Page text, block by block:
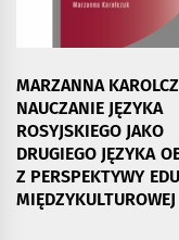
MARZANNA
NAUCZANIE JĘZYKA
ROSYJSKIEGO JAKO
DRUGIEGO JĘZYKA
Z PERSPEKTYWY
MIĘDZYKULTUROWEJ